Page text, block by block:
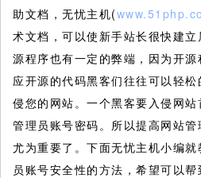
助文档，无忧主机(
术文档，可以使新手站长很快建立
源程序也有一定的弊端，因为开
应开源的代码黑客们往往可以轻
侵您的网站。一个黑客要入侵网
管理员账号密码。所以提高网站
尤为重要了。下面无忧主机小编就
员账号安全性的方法，希望可以